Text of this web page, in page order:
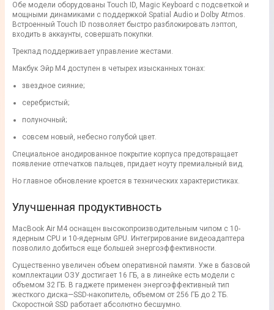
Обе модели оборудованы Touch ID, Magic Keyboard с подсветкой и
мощными динамиками с поддержкой Spatial Audio и Dolby Atmos.
Встроенный Touch ID позволяет быстро разблокировать лэптоп,
входить в аккаунты, совершать покупки.
Трекпад поддерживает управление жестами.
Макбук Эйр М4 доступен в четырех изысканных тонах:
звездное сияние;
серебристый;
полуночный;
совсем новый, небесно голубой цвет.
Специальное анодированное покрытие корпуса предотвращает
появление отпечатков пальцев, придает ноуту премиальный вид.
Но главное обновление кроется в технических характеристиках.
Улучшенная продуктивность
MacBook Air M4 оснащен высокопроизводительным чипом с 10-
ядерным CPU и 10-ядерным GPU. Интегрирование видеоадаптера
позволило добиться еще большей энергоэффективности.
Существенно увеличен объем оперативной памяти. Уже в базовой
комплектации ОЗУ достигает 16 ГБ, а в линейке есть модели с
объемом 32 ГБ. В гаджете применен энергоэффективный тип
жесткого диска—SSD-накопитель, объемом от 256 ГБ до 2 ТБ.
Скоростной SSD работает абсолютно бесшумно.